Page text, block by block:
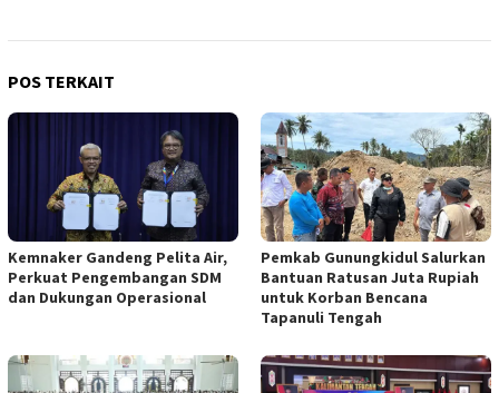
POS TERKAIT
Kemnaker Gandeng Pelita Air,
Perkuat Pengembangan SDM
dan Dukungan Operasional
Pemkab Gunungkidul Salurkan
Bantuan Ratusan Juta Rupiah
untuk Korban Bencana
Tapanuli Tengah